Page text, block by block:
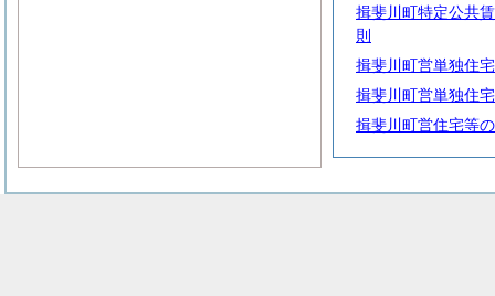
揖斐川町特定公共
則
揖斐川町営単独住
揖斐川町営単独住
揖斐川町営住宅等